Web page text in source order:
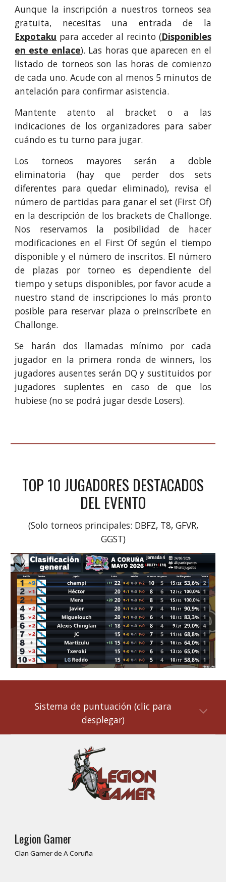
Aunque la inscripción a nuestros torneos sea
gratuita, necesitas una entrada de la
Expotaku para acceder al recinto (Disponibles
en este enlace). Las horas que aparecen en el
listado de torneos son las horas de comienzo
de cada uno. Acude con al menos 5 minutos de
antelación para confirmar asistencia.
Mantente atento al bracket o a las
indicaciones de los organizadores para saber
cuándo es tu turno para jugar.
Los torneos mayores serán a doble
eliminatoria (hay que perder dos sets
diferentes para quedar eliminado), revisa el
número de partidas para ganar el set (First Of)
en la descripción de los brackets de Challonge.
Nos reservamos la posibilidad de hacer
modificaciones en el First Of según el tiempo
disponible y el número de inscritos. El número
de plazas por torneo es dependiente del
tiempo y setups disponibles, por favor acude a
nuestro stand de inscripciones lo más pronto
posible para reservar plaza o preinscríbete en
Challonge.
Se harán dos llamadas mínimo por cada
jugador en la primera ronda de winners, los
jugadores ausentes serán DQ y sustituidos por
jugadores suplentes en caso de que los
hubiese (no se podrá jugar desde Losers).
TOP 10 JUGADORES DESTACADOS
DEL EVENTO
(Solo torneos principales: DBFZ, T8, GFVR,
GGST)
Sistema de puntuación (clic para
desplegar)
Legion Gamer
Clan Gamer de A Coruña